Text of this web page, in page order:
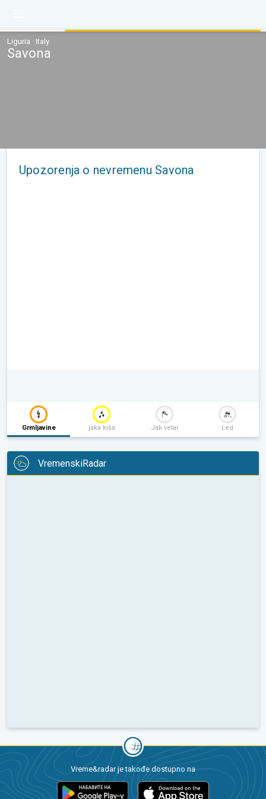
Liguria · Italy
Savona
Upozorenja o nevremenu Savona
Grmljavine jaka kiša Jak vetar Led
VremenskiRadar
Vreme&radar je takođe dostupno na